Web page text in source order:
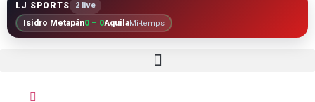
LJ SPORTS 2 live
Isidro Metapán0 – 0ÁguilaMi-temps